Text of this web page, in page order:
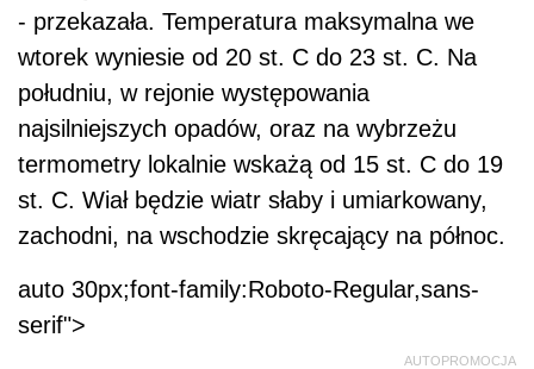
- przekazała. Temperatura maksymalna we
wtorek wyniesie od 20 st. C do 23 st. C. Na
południu, w rejonie występowania
najsilniejszych opadów, oraz na wybrzeżu
termometry lokalnie wskażą od 15 st. C do 19
st. C. Wiał będzie wiatr słaby i umiarkowany,
zachodni, na wschodzie skręcający na północ.
auto 30px;font-family:Roboto-Regular,sans-
serif">
AUTOPROMOCJA